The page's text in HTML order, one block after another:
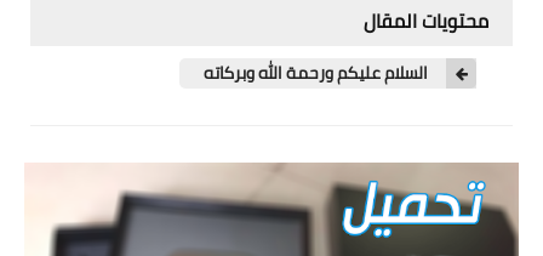
مراجعات
محتويات المقال
السلام عليكم ورحمة الله وبركاته